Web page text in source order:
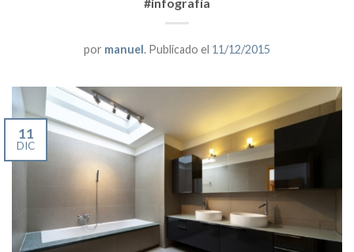
por manuel. Publicado el 11/12/2015
11
DIC